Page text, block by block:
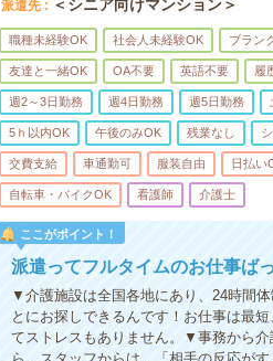
派遣先 ＜シニア向けマンション＞
職種未経験OK 社会人未経験OK ブラン
友達と一緒OK OA不要 英語不要 履
週2～3日勤務 週4日勤務 週5日勤務
5ｈ以内OK 午後のみOK 残業なし
交費支給 車通勤可 服装自由 日払い
自転車・バイクOK 看護師 介護士
ここがポイント！
派遣ってフルタイムのお仕事ば
▼介護施設は全国各地にあり、24時間
とにお探しできるんです！お仕事は最
てストレスもありません。▼事務から